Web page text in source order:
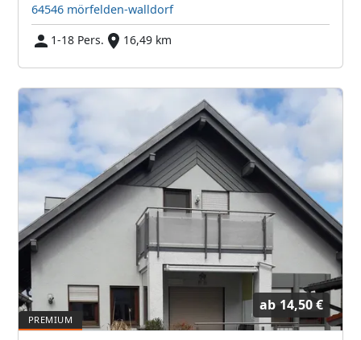
64546 mörfelden-walldorf
1-18 Pers.
16,49 km
ab 14,50 €